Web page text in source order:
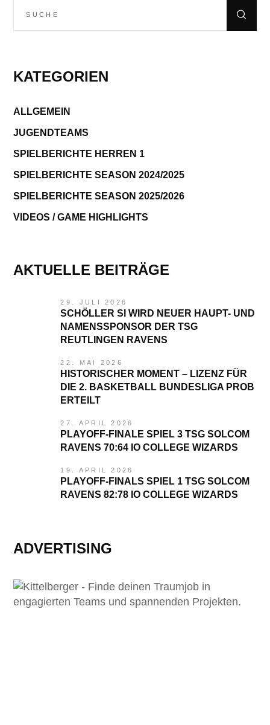
nach:
KATEGORIEN
ALLGEMEIN
JUGENDTEAMS
SPIELBERICHTE HERREN 1
SPIELBERICHTE SEASON 2024/2025
SPIELBERICHTE SEASON 2025/2026
VIDEOS / GAME HIGHLIGHTS
AKTUELLE BEITRÄGE
29. JULI 2026
SCHÖLLER SI WIRD NEUER HAUPT- UND
NAMENSSPONSOR DER TSG
REUTLINGEN RAVENS
22. MAI 2026
HISTORISCHER MOMENT – LIZENZ FÜR
DIE 2. BASKETBALL BUNDESLIGA PROB
ERTEILT
27. APRIL 2026
PLAYOFF-FINALE SPIEL 3 TSG SOLCOM
RAVENS 70:64 IO COLLEGE WIZARDS
19. APRIL 2026
PLAYOFF-FINALS SPIEL 1 TSG SOLCOM
RAVENS 82:78 IO COLLEGE WIZARDS
ADVERTISING